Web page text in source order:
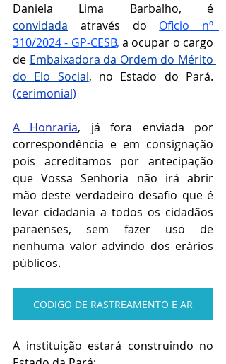
convidada
através do Oficio nº
310/2024 - GP-CESB, a ocupar o cargo
de Embaixadora da Ordem do Mérito
do Elo Social
(cerimonial)
A Honraria, já fora enviada por
correspondência e em consignação
pois acreditamos por antecipação
que Vossa Senhoria não irá abrir
mão deste verdadeiro desafio que é
levar cidadania a todos os cidadãos
paraenses, sem fazer uso de
nenhuma valor advindo dos erários
públicos.
CODIGO DE RASTREAMENTO E AR
A instituição estará construindo no